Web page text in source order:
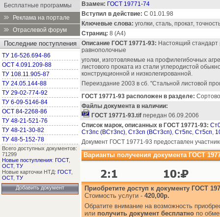
Бесплатные программы
Реклама на портале
Отраслевой форум
Последние поступления
ТУ 16-526.694-86
ОСТ 4.091.209-88
ТУ 108.11.905-87
ТУ 24.05.144-88
ТУ 29-02-774-92
ТУ 6-09-5146-84
ОСТ 84-2268-86
ТУ 48-21-521-76
ТУ 48-21-30-82
ТУ 48-5-152-78
Всего доступных документов:
71299
Новые поступления: ГОСТ,
ОСТ, ТУ
Новые карточки НТД: ГОСТ,
ОСТ, ТУ
Добавить документ
Взамен: ГОСТ 19771-74
Вступил в действие: С 01.01.98
Ключевые слова: уголки, сталь, прокат,
Страниц: 8 (А4)
Описание ГОСТ 19771-93: Настоящий стандарт
равнополочные
уголки, изготовляемые на профилегибочных
листового проката из стали углеродистой
конструкционной и низколегированной.
Переиздание 2003 в сб. "Стальной листовой
ГОСТ 19771-93 расположен в разделе:
Файлы документа в наличии:
ГОСТ 19771-93.tif передан 06.09.2006
Список марок, описанных в ГОСТ 19771-93:
Ст3пс (ВСт3пс), Ст3сп (ВСт3сп), Ст5пс, Ст5сп,
Документ ГОСТ 19771-93 предоставлен
Варианты получения документа ГОСТ
Приобретите доступ к документу ГОСТ
Стоимость услуги - 420,00р.
Обратите внимание на возможность
или получить документ бесплатно по